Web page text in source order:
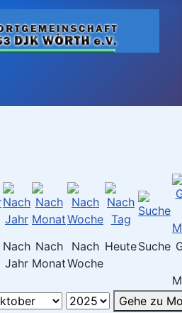
Nach
Jahr
Nach
Monat
Nach
Woche
HeuteSuche
Gehe zu